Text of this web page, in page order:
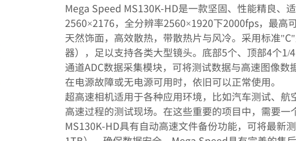
Mega Speed MS130K-HD是一款坚固、性能精良、
2560×2176，全分辨率2560×1920下2000fps，最高
天然饰面，高效散热，带散热片与风冷。采用标准
器），足以支持各类大型镜头。底部5个、顶部4个
通道ADC数据采集模块，可将测试数据与高速图像数
在电源故障或无电源可用时，依旧可以正常使用。
超高速相机适用于各种应用环境，比如汽车测试、
高速过程的测试现场。在这些重要的项目中，需要一
MS130K-HD具有自动高速文件备份功能，可将最新